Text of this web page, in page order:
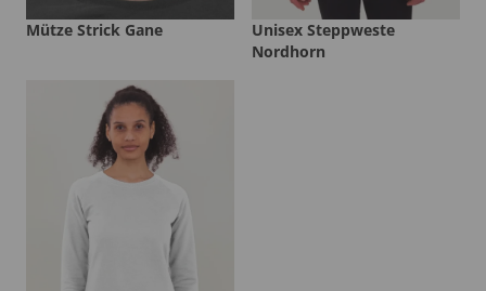
Mütze Strick Gane
Unisex Steppweste
Nordhorn